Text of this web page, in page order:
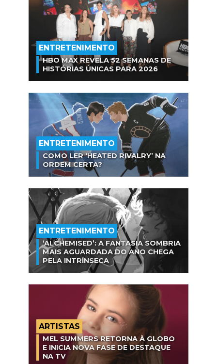
ENTRETENIMENTO
HBO MAX REVELA 52 SEMANAS DE
HISTÓRIAS ÚNICAS PARA 2026
ENTRETENIMENTO
COMO LER ‘HEATED RIVALRY’ NA
ORDEM CERTA?
ENTRETENIMENTO
‘ALCHEMISED’: A FANTASIA SOMBRIA
MAIS AGUARDADA DO ANO CHEGA
PELA INTRÍNSECA
ARTISTAS
MEL SUMMERS RETORNA À GLOBO
E INICIA NOVA FASE DE DESTAQUE
NA TV